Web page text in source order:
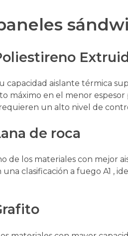
capacidad aislante térmica
máximo en el menor
un alto nivel de
de roca
de los materiales con mejor
una clasificación a fuego A1 ,